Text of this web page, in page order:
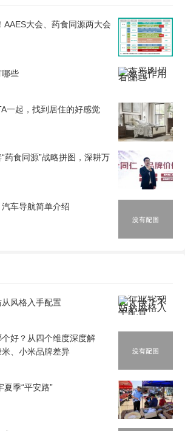
AAES大会、药食同源两大会
哪些
一起，找到居住的好感觉
药食同源”战略拼图，深耕万
车导航简单介绍
风格入手配置
好？从四个维度深度解
、小米品牌差异
季“平安路”